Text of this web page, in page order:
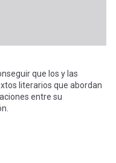
que los y las
literarios que abordan
entre su